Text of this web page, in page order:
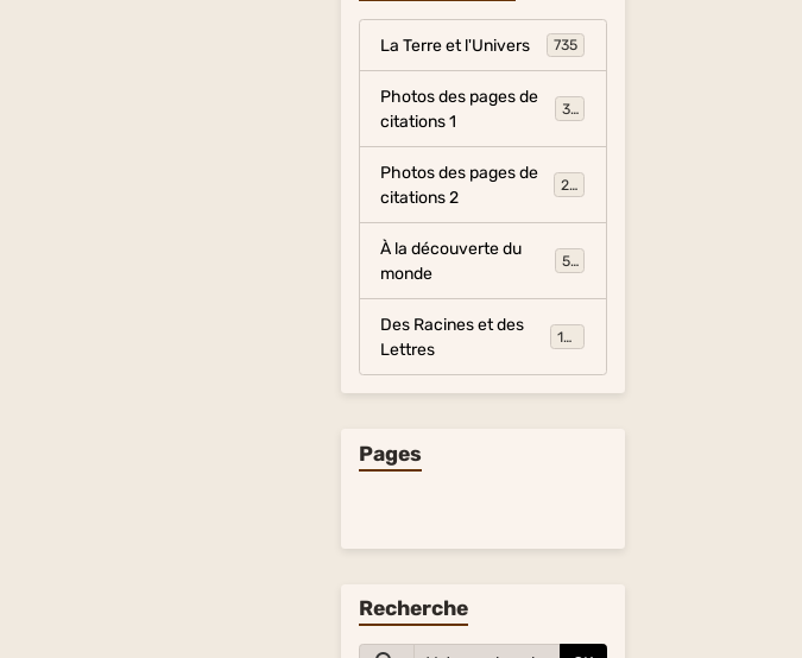
La Terre et l'Univers 735
Photos des pages de
citations 1
317
Photos des pages de
citations 2
281
À la découverte du
monde
54
Des Racines et des
Lettres
134
Pages
Recherche